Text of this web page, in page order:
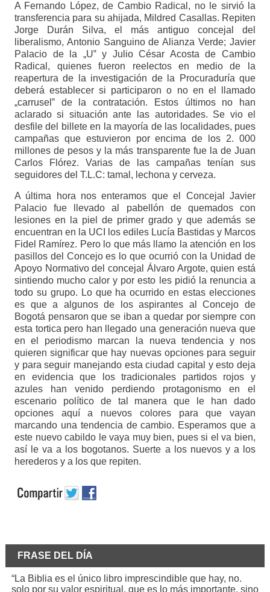
A Fernando López, de Cambio Radical, no le sirvió la
transferencia para su ahijada, Mildred Casallas. Repiten
Jorge Durán Silva, el más antiguo concejal del
liberalismo, Antonio Sanguino de Alianza Verde; Javier
Palacio de la „U‟ y Julio César Acosta de Cambio
Radical, quienes fueron reelectos en medio de la
reapertura de la investigación de la Procuraduría que
deberá establecer si participaron o no en el llamado
„carrusel‟ de la contratación. Estos últimos no han
aclarado si situación ante las autoridades. Se vio el
desfile del billete en la mayoría de las localidades, pues
campañas que estuvieron por encima de los 2. 000
millones de pesos y la más transparente fue la de Juan
Carlos Flórez. Varias de las campañas tenían sus
seguidores del T.L.C: tamal, lechona y cerveza.
A última hora nos enteramos que el Concejal Javier
Palacio fue llevado al pabellón de quemados con
lesiones en la piel de primer grado y que además se
encuentran en la UCI los ediles Lucía Bastidas y Marcos
Fidel Ramírez. Pero lo que más llamo la atención en los
pasillos del Concejo es lo que ocurrió con la Unidad de
Apoyo Normativo del concejal Álvaro Argote, quien está
sintiendo mucho calor y por esto les pidió la renuncia a
todo su grupo. Lo que ha ocurrido en estas elecciones
es que a algunos de los aspirantes al Concejo de
Bogotá pensaron que se iban a quedar por siempre con
esta tortica pero han llegado una generación nueva que
en el periodismo marcan la nueva tendencia y nos
quieren significar que hay nuevas opciones para seguir
y para seguir manejando esta ciudad capital y esto deja
en evidencia que los tradicionales partidos rojos y
azules han venido perdiendo protagonismo en el
escenario político de tal manera que le han dado
opciones aquí a nuevos colores para que vayan
marcando una tendencia de cambio. Esperamos que a
este nuevo cabildo le vaya muy bien, pues si el va bien,
así le va a los bogotanos. Suerte a los nuevos y a los
herederos y a los que repiten.
FRASE DEL DÍA
“La Biblia es el único libro imprescindible que hay, no.
solo por su valor espiritual, que es lo más importante, sino